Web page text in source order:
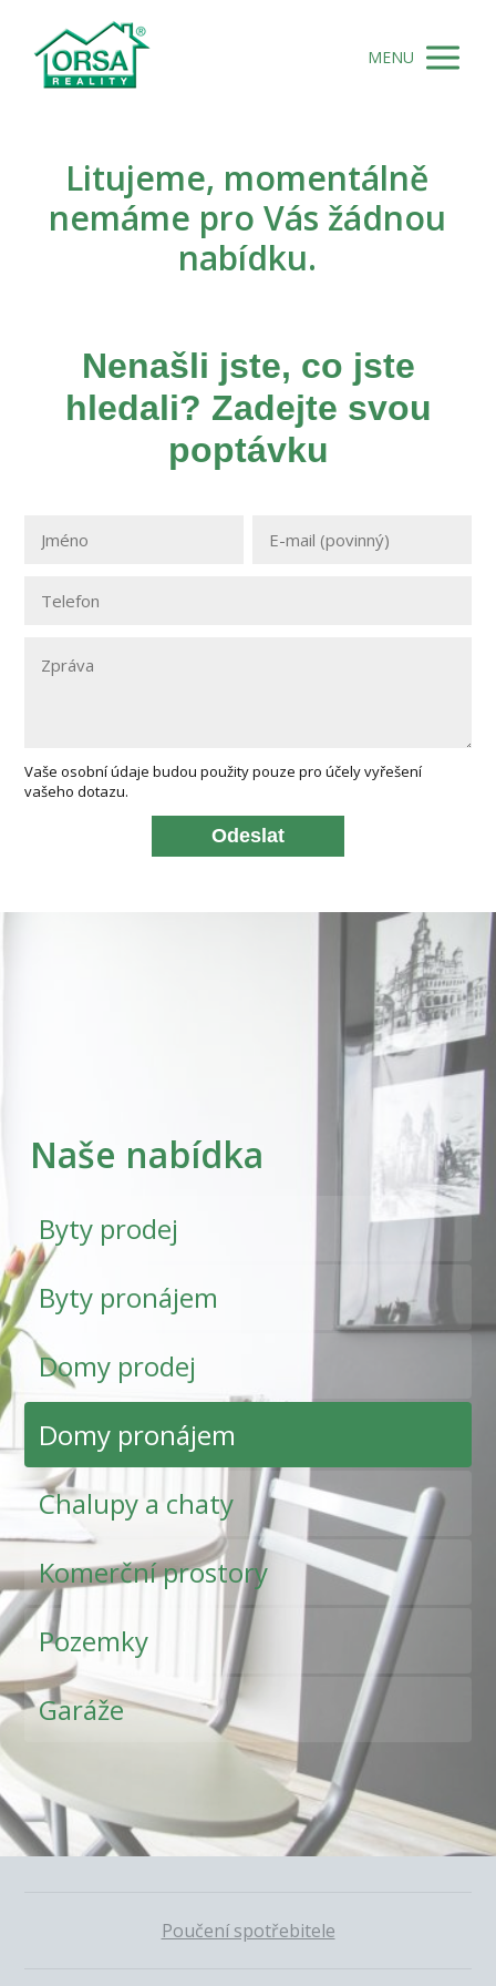
MENU
Litujeme, momentálně
nemáme pro Vás žádnou
nabídku.
Nenašli jste, co jste
hledali? Zadejte svou
poptávku
Vaše osobní údaje budou použity pouze pro účely vyřešení
vašeho dotazu.
Odeslat
Naše nabídka
Byty prodej
Byty pronájem
Domy prodej
Domy pronájem
Chalupy a chaty
Komerční prostory
Pozemky
Garáže
Poučení spotřebitele